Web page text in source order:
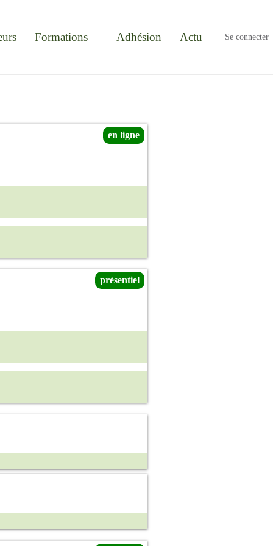
Formations Adhésion Actu Se connecter
en ligne
présentiel